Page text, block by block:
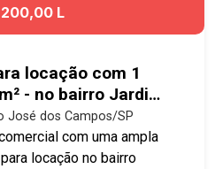
L
locação com 1
- no bairro Jardim
José dos Campos/SP
com uma ampla